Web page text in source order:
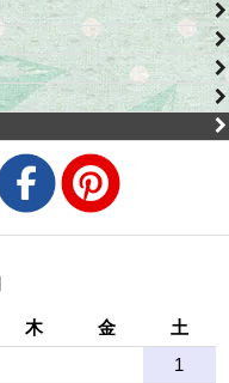
木 金
土
1